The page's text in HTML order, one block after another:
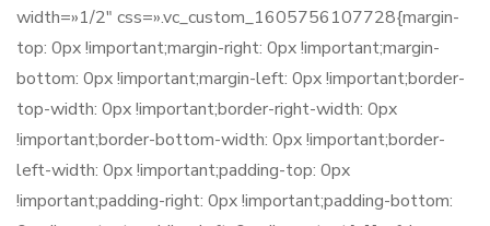
width=»1/2″ css=».vc_custom_1605756107728{margin-
top: 0px !important;margin-right: 0px !important;margin-
bottom: 0px !important;margin-left: 0px !important;border-
top-width: 0px !important;border-right-width: 0px
!important;border-bottom-width: 0px !important;border-
left-width: 0px !important;padding-top: 0px
!important;padding-right: 0px !important;padding-bottom: